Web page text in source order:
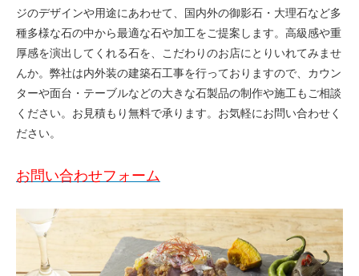
ジのデザインや用途にあわせて、国内外の御影石・大理石など多
種多様な石の中から最適な石や加工をご提案します。高級感や重
厚感を演出してくれる石を、こだわりのお店にとりいれてみませ
んか。弊社は内外装の建築石工事を行っておりますので、カウン
ターや面台・テーブルなどの大きな石製品の制作や施工もご相談
ください。お見積もり無料で承ります。お気軽にお問い合わせく
ださい。
お問い合わせフォーム